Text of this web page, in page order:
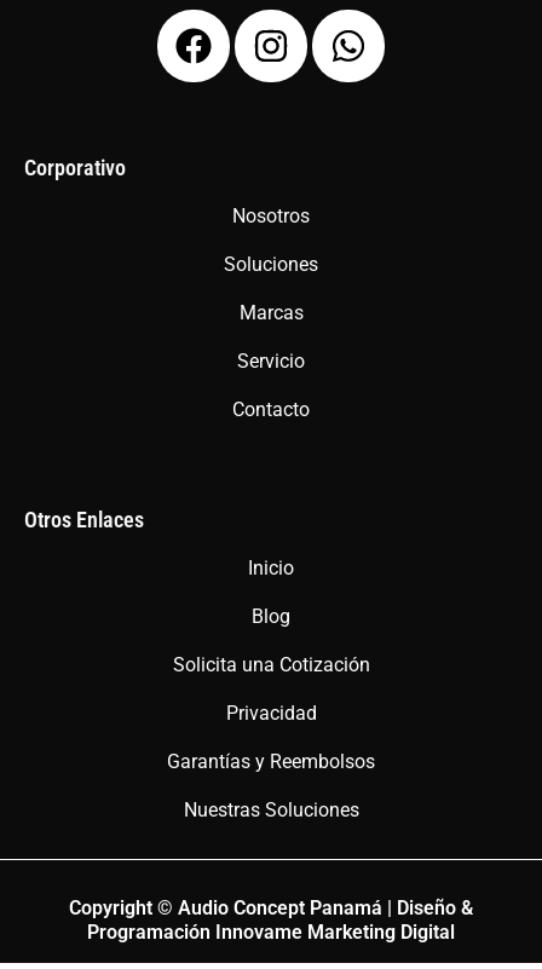
F
a
I
n
g
a
m
W
h
Corporativo
Nosotros
Soluciones
Marcas
Servicio
Contacto
Otros Enlaces
Inicio
Blog
Solicita una Cotización
Privacidad
Garantías y Reembolsos
Nuestras Soluciones
Copyright © Audio Concept Panamá | Diseño &
Programación Innovame Marketing Digital